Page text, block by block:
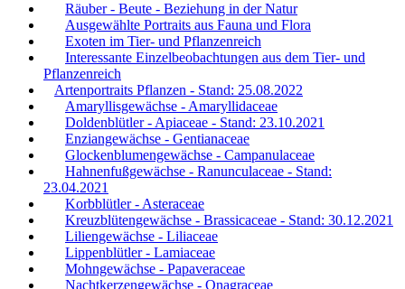
Räuber - Beute - Beziehung in der Natur
Ausgewählte Portraits aus Fauna und Flora
Exoten im Tier- und Pflanzenreich
Interessante Einzelbeobachtungen aus dem Tier- und
Pflanzenreich
Artenportraits Pflanzen - Stand: 25.08.2022
Amaryllisgewächse - Amaryllidaceae
Doldenblütler - Apiaceae - Stand: 23.10.2021
Enziangewächse - Gentianaceae
Glockenblumengewächse - Campanulaceae
Hahnenfußgewächse - Ranunculaceae - Stand:
23.04.2021
Korbblütler - Asteraceae
Kreuzblütengewächse - Brassicaceae - Stand: 30.12.2021
Liliengewächse - Liliaceae
Lippenblütler - Lamiaceae
Mohngewächse - Papaveraceae
Nachtkerzengewächse - Onagraceae